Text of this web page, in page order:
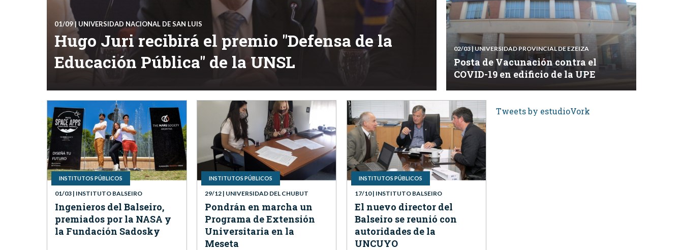
01/09 | UNIVERSIDAD NACIONAL DE SAN LUIS
Hugo Juri recibirá el premio "Defensa de la
Educación Pública" de la UNSL
02/03 | UNIVERSIDAD PROVINCIAL DE EZEIZA
Posta de Vacunación contra el
COVID-19 en edificio de la UPE
INSTITUTOS PÚBLICOS
01/03 | INSTITUTO BALSEIRO
Ingenieros del Balseiro,
premiados por la NASA y
la Fundación Sadosky
INSTITUTOS PÚBLICOS
29/12| UNIVERSIDAD DEL CHUBUT
Pondrán en marcha un
Programa de Extensión
Universitaria en la
Meseta
INSTITUTOS PÚBLICOS
17/10| INSTITUTO BALSEIRO
El nuevo director del
Balseiro se reunió con
autoridades de la
UNCUYO
Tweets by estudioVork